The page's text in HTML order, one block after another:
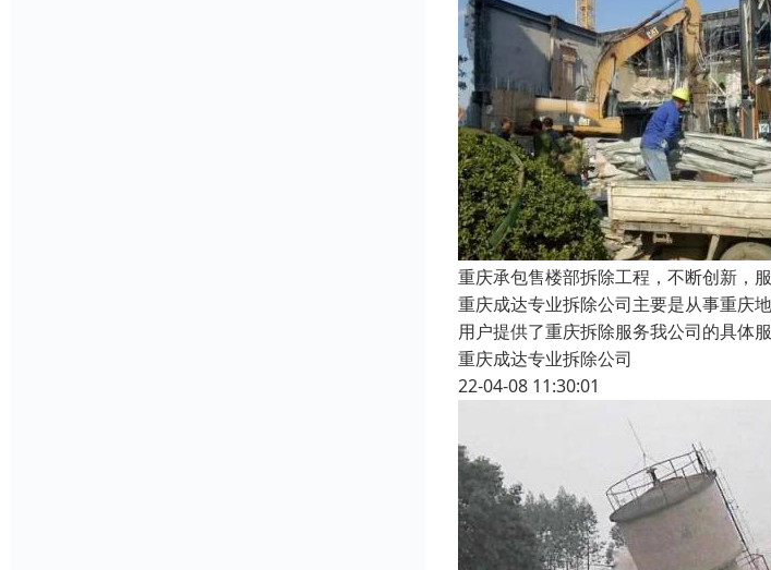
重庆承包售楼部拆除工程，不断创新，
重庆成达专业拆除公司主要是从事重庆
用户提供了重庆拆除服务我公司的具体
重庆成达专业拆除公司
22-04-08 11:30:01